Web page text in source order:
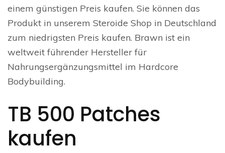
einem günstigen Preis kaufen. Sie können das
Produkt in unserem Steroide Shop in Deutschland
zum niedrigsten Preis kaufen. Brawn ist ein
weltweit führender Hersteller für
Nahrungsergänzungsmittel im Hardcore
Bodybuilding.
TB 500 Patches
kaufen